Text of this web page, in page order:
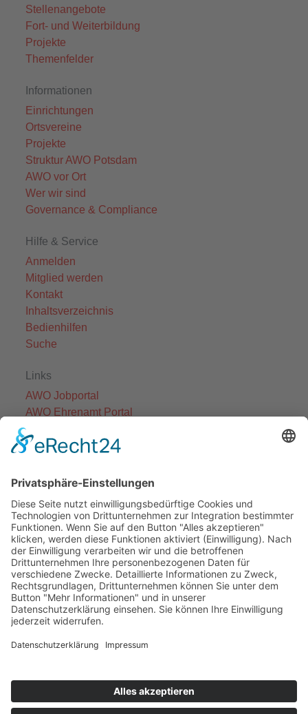
Stellenangebote
Fort- und Weiterbildung
Projekte
Themenfelder
Informationen
Einrichtungen
Ortsvereine
Projekte
Struktur AWO Potsdam
AWO vor Ort
Wer wir sind
Governance & Compliance
Hilfe & Service
Anmelden
Mitglied werden
Kontakt
Inhaltsverzeichnis
Bedienhilfen
Suche
Links
AWO Jobportal
AWO Ehrenamt Portal
AWO Schulgesundheitsfachkräfte
AWO Bundesverband
AWO Pflegeberatung
AWO Kulturhaus Babelsberg
Arbeit mit Behinderung
AWO Büro Kindermut
Kulturland Brandenburg
AWO Selbsthilfe
AWO eLearning
Kultur für JEDEN
AWO 1plus9
Dachverband Freie Suchtselbsthilfe
© 1990 - 2026 Arbeiterwohlfahrt Bezirksverband